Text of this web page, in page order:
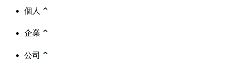
個人
企業
公司